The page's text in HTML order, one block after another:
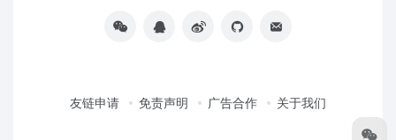
友链申请 免责声明 广告合作 关于我们